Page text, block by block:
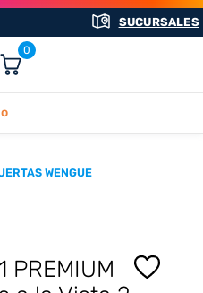
SUCURSALES
0
WENGUE
PREMIUM